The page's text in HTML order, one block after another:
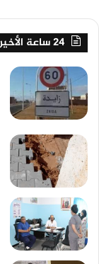
24 ساعة الأخيرة